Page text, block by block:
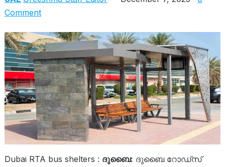
Comment
Dubai RTA bus shelters : ദുബൈ: ദുബൈ റോഡ്‌സ്